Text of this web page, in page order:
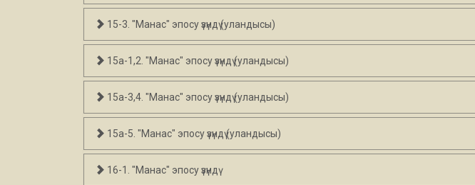
15-3. "Манас" эпосу үзүндү (уландысы)
15а-1,2. "Манас" эпосу үзүндү (уландысы)
15а-3,4. "Манас" эпосу үзүндү (уландысы)
15а-5. "Манас" эпосу үзүндү (уландысы)
16-1. "Манас" эпосу үзүндү